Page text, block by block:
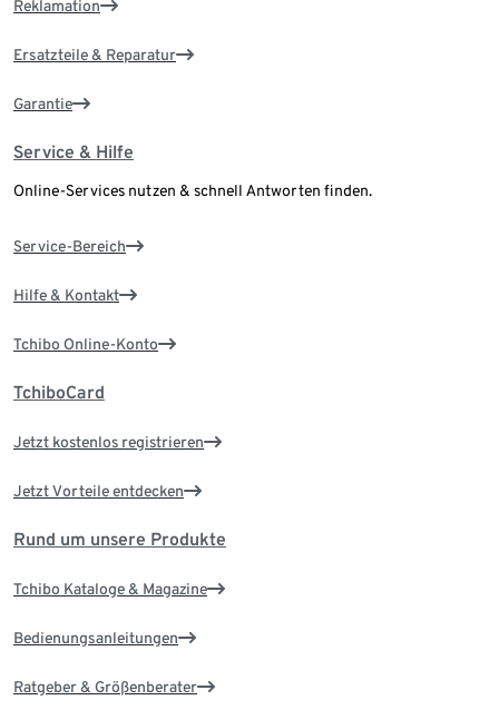
Reklamation
Ersatzteile & Reparatur
Garantie
Service & Hilfe
Online-Services nutzen & schnell Antworten finden.
Service-Bereich
Hilfe & Kontakt
Tchibo Online-Konto
TchiboCard
Jetzt kostenlos registrieren
Jetzt Vorteile entdecken
Rund um unsere Produkte
Tchibo Kataloge & Magazine
Bedienungsanleitungen
Ratgeber & Größenberater